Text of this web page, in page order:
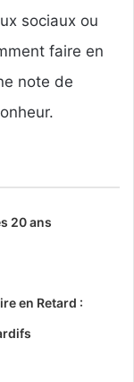
sociaux ou
faire en
note de
20 ans
en Retard :